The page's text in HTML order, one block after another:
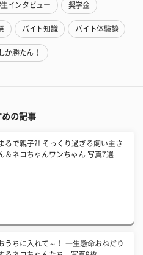
インタビュー 奨学金
バイト知識 バイト体験談
か勝たん！
めの記事
るで親子?! そっくり過ぎる飼い主さ
＆ネコちゃんワンちゃん 写真7選
うちに入れて～！ 一生懸命おねだり